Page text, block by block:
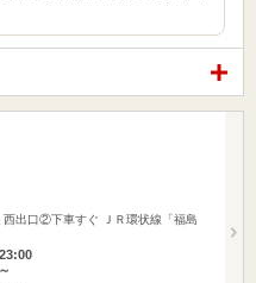
西出口②下車すぐ ＪＲ環状線「福島